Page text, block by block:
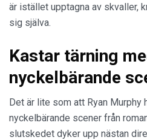
är istället upptagna av skvaller,
sig själva.
Kastar tärning
nyckelbärande
Det är lite som att Ryan Murphy
nyckelbärande scener från
slutskedet dyker upp nästan